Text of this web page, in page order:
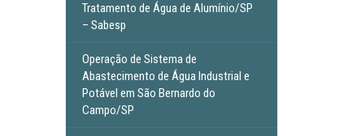
Tratamento de Água de Alumínio/SP
– Sabesp
Operação de Sistema de
Abastecimento de Água Industrial e
Potável em São Bernardo do
Campo/SP